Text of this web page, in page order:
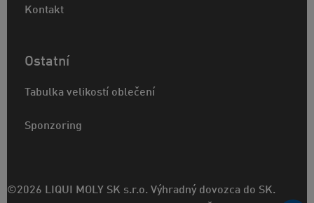
Kontakt
Ostatní
Tabulka velikostí oblečení
Sponzoring
©2026 LIQUI MOLY SK s.r.o. Výhradný dovozca do SK.